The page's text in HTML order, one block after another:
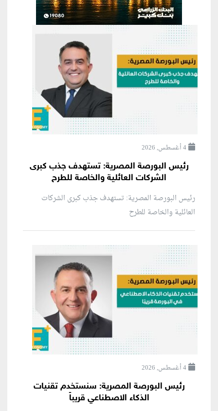
4 أغسطس, 2026
رئيس البورصة المصرية: تستهدف جذب كبرى
الشركات العائلية والخاصة للطرح
رئيس البورصة المصرية: تستهدف جذب كبرى الشركات
العائلية والخاصة للطرح
4 أغسطس, 2026
رئيس البورصة المصرية: سنستخدم تقنيات
الذكاء الاصطناعي قريباً